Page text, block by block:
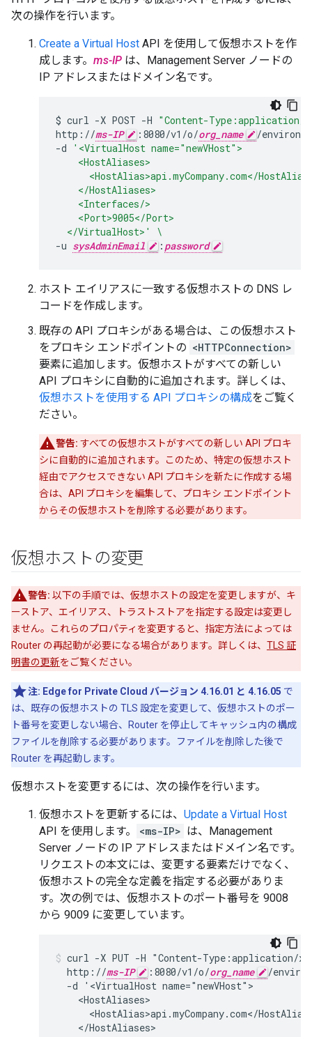
次の操作を行います。
Create a Virtual Host API を使用して仮想ホストを作
成します。 ms-IP は、Management Server ノードの
IP アドレスまたはドメイン名です。
$ curl -X POST -H "Content-Type:application/
http://ms-IP :8080/v1/o/org_name
/
-d
'<VirtualHost name="newVHost">
    <HostAliases>
<HostAlias>api.myCompany.com</
    </HostAliases>
    <Interfaces/>
    <Port>9005</Port>
  </VirtualHost>'
\
-u sysAdminEmail : password
ホスト エイリアスに一致する仮想ホストの DNS レ
コードを作成します。
既存の API プロキシがある場合は、この仮想ホスト
をプロキシ エンドポイントの <HTTPConnection>
要素に追加します。仮想ホストがすべての新しい
API プロキシに自動的に追加されます。詳しくは、
仮想ホストを使用する API プロキシの構成をご覧く
ださい。
警告: すべての仮想ホストがすべての新しい API プロキ
シに自動的に追加されます。このため、特定の仮想ホスト
経由でアクセスできない API プロキシを新たに作成する場
合は、API プロキシを編集して、プロキシ エンドポイント
からその仮想ホストを削除する必要があります。
仮想ホストの変更
警告: 以下の手順では、仮想ホストの設定を変更しますが、キ
ーストア、エイリアス、トラストストアを指定する設定は変更し
ません。これらのプロパティを変更すると、指定方法によっては
Router の再起動が必要になる場合があります。詳しくは、 TLS 証
明書の更新をご覧ください。
注: Edge for Private Cloud バージョン 4.16.01 と 4.16.05 で
は、既存の仮想ホストの TLS 設定を変更して、仮想ホストのポー
ト番号を変更しない場合、Router を停止してキャッシュ内の構成
ファイルを削除する必要があります。ファイルを削除した後で
Router を再起動します。
仮想ホストを変更するには、次の操作を行います。
仮想ホストを更新するには、 Update a Virtual Host
API を使用します。
<ms-IP> は、Management
Server ノードの IP アドレスまたはドメイン名です。
リクエストの本文には、変更する要素だけでなく、
仮想ホストの完全な定義を指定する必要がありま
す。次の例では、仮想ホストのポート番号を 9008
から 9009 に変更しています。
curl -X PUT -H "Content-Type:application/
  http://
ms-IP :8080/v1/o/org_name
/
  -d '<VirtualHost name="newVHost">
    <HostAliases>
<HostAlias>api.myCompany.com</
    </HostAliases>